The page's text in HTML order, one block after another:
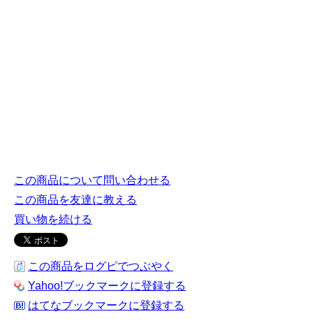
この商品について問い合わせる
この商品を友達に教える
買い物を続ける
この商品をログピでつぶやく
Yahoo!ブックマークに登録する
はてなブックマークに登録する